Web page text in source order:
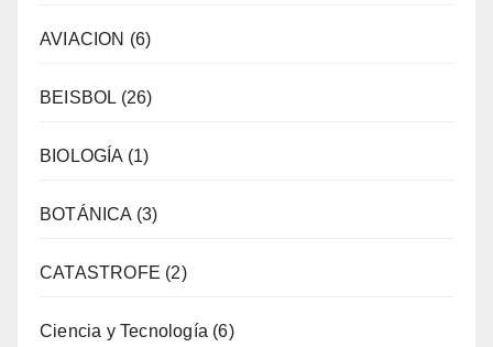
AVIACION (6)
BEISBOL(26)
BIOLOGÍA(1)
BOTÁNICA(3)
CATASTROFE (2)
Ciencia y Tecnología (6)